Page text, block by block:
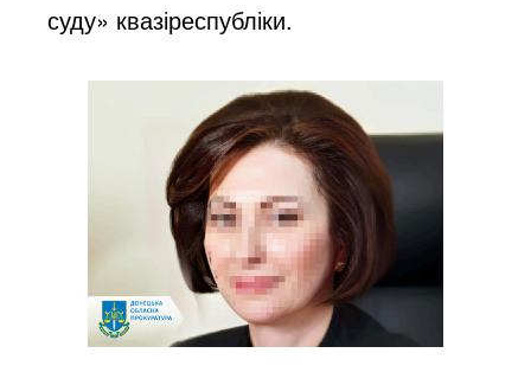
суду» квазіреспубліки.